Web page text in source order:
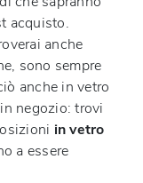
acquisto.
anche
sono sempre
anche in vetro
negozio: trovi
in vetro
a essere